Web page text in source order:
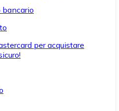
per acquistare